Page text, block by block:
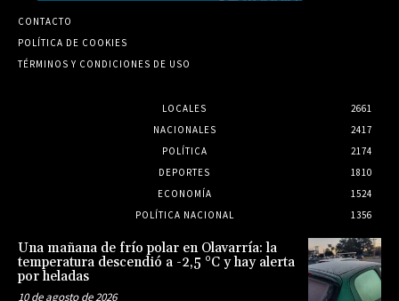
CONTACTO
POLÍTICA DE COOKIES
TÉRMINOS Y CONDICIONES DE USO
LOCALES
2661
NACIONALES
2417
POLÍTICA
2174
DEPORTES
1810
ECONOMÍA
1524
POLÍTICA NACIONAL
1356
Una mañana de frío polar en Olavarría: la
temperatura descendió a -2,5 °C y hay alerta
por heladas
10 de agosto de 2026